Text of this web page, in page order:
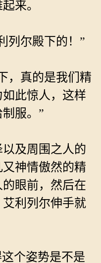
来。
列尔殿下的！”
，真的是我们精
此惊人，这样
服。”
及周围之人的
神情傲然的精
眼前，然后在
利列尔伸手就
个姿势是不是